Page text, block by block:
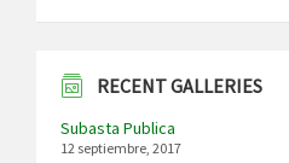
RECENT GALLERIES
Subasta Publica
12 septiembre, 2017